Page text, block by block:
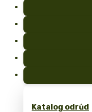
Katalog odrůd